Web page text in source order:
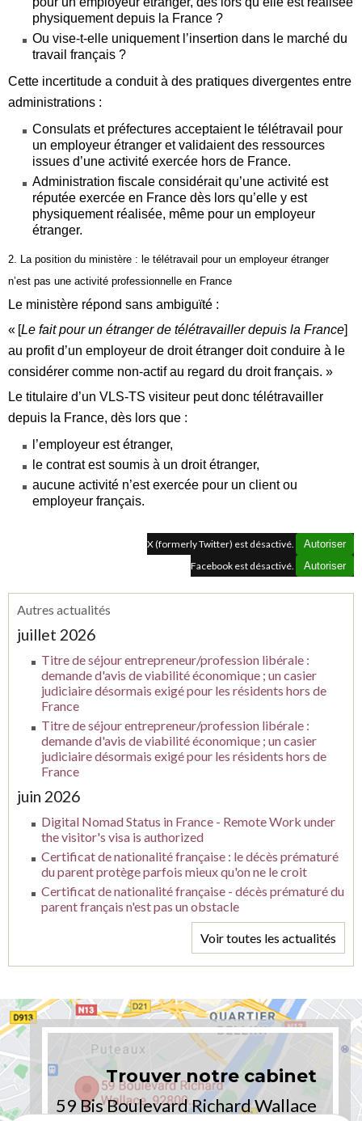
physiquement depuis la France ?
Ou vise‑t‑elle uniquement l’insertion dans le marché du
travail français ?
Cette incertitude a conduit à des pratiques divergentes entre
administrations :
Consulats et préfectures acceptaient le télétravail pour
un employeur étranger et validaient des ressources
issues d’une activité exercée hors de France.
Administration fiscale considérait qu’une activité est
réputée exercée en France dès lors qu’elle y est
physiquement réalisée, même pour un employeur
étranger.
2. La position du ministère : le télétravail pour un employeur étranger
n’est pas une activité professionnelle en France
Le ministère répond sans ambiguïté :
« [Le fait pour un étranger de télétravailler depuis la France]
au profit d’un employeur de droit étranger doit conduire à le
considérer comme non‑actif au regard du droit français. »
Le titulaire d’un VLS‑TS visiteur peut donc télétravailler
depuis la France, dès lors que :
l’employeur est étranger,
le contrat est soumis à un droit étranger,
aucune activité n’est exercée pour un client ou
employeur français.
X (formerly Twitter) est désactivé.
Autoriser
Facebook est désactivé.
Autoriser
Autres actualités
juillet 2026
Titre de séjour entrepreneur/profession libérale :
demande d'avis de viabilité économique ; un casier
judiciaire désormais exigé pour les résidents hors de
France
Titre de séjour entrepreneur/profession libérale :
demande d'avis de viabilité économique ; un casier
judiciaire désormais exigé pour les résidents hors de
France
juin 2026
Digital Nomad Status in France - Remote Work under
the visitor's visa is authorized
Certificat de nationalité française : le décès prématuré
du parent protège parfois mieux qu'on ne le croit
Certificat de nationalité française - décès prématuré du
parent français n'est pas un obstacle
Voir toutes les actualités
Trouver notre cabinet
59 Bis Boulevard Richard Wallace